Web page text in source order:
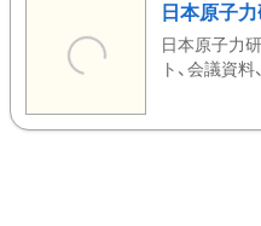
日本原子
日本原子力
ト、会議資